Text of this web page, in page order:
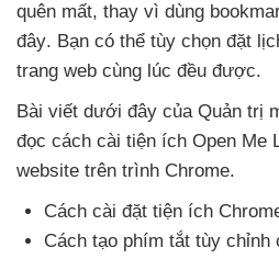
quên mất, thay vì dùng
đây. Bạn có thể tùy chọn đặt
trang web cùng lúc đều được.
Bài viết dưới đây của Quản trị
đọc cách cài tiện ích Open Me
website trên trình Chrome.
Cách cài đặt tiện ích
Cách tạo phím tắt tùy